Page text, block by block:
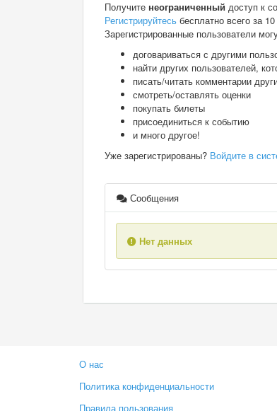
Получите неограниченный доступ к
Регистрируйтесь бесплатно всего за
Зарегистрированные пользователи
договариваться с другими
найти других пользователей,
писать/читать комментарии
смотреть/оставлять оценки
покупать билеты
присоединиться к событию
и много другое!
Уже зарегистрированы? Войдите в
Сообщения
Нет данных
О нас
Политика конфиденциальности
Правила пользования